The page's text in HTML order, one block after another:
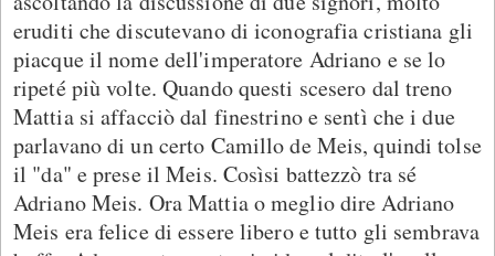
eruditi che discutevano di iconografia cristiana gli
piacque il nome dell'imperatore Adriano e se lo
ripeté più volte. Quando questi scesero dal treno
Mattia si affacciò dal finestrino e sentì che i due
parlavano di un certo Camillo de Meis, quindi tolse
il "da" e prese il Meis. Cosìsi battezzò tra sé
Adriano Meis. Ora Mattia o meglio dire Adriano
Meis era felice di essere libero e tutto gli sembrava